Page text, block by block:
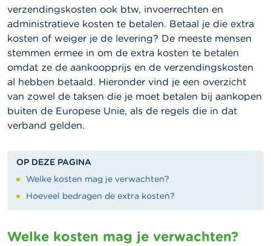
verzendingskosten ook btw, invoerrechten en
administratieve kosten te betalen. Betaal je die extra
kosten of weiger je de levering? De meeste mensen
stemmen ermee in om de extra kosten te betalen
omdat ze de aankoopprijs en de verzendingskosten
al hebben betaald. Hieronder vind je een overzicht
van zowel de taksen die je moet betalen bij aankopen
buiten de Europese Unie, als de regels die in dat
verband gelden.
OP DEZE PAGINA
Welke kosten mag je verwachten?
Hoeveel bedragen de extra kosten?
Welke kosten mag je verwachten?